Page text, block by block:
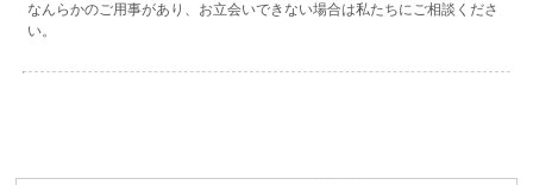
なんらかのご用事があり、お立会いできない場合は私たちにご相談くださ
い。